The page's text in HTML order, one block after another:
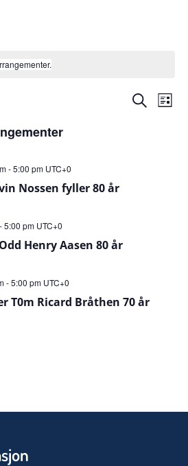
Søk Liste
-5:00 pm UTC+0
Nossen fyller 80 år
5:00 pm UTC+0
Henry Aasen 80 år
-5:00 pm UTC+0
T0m Ricard Bråthen 70 år